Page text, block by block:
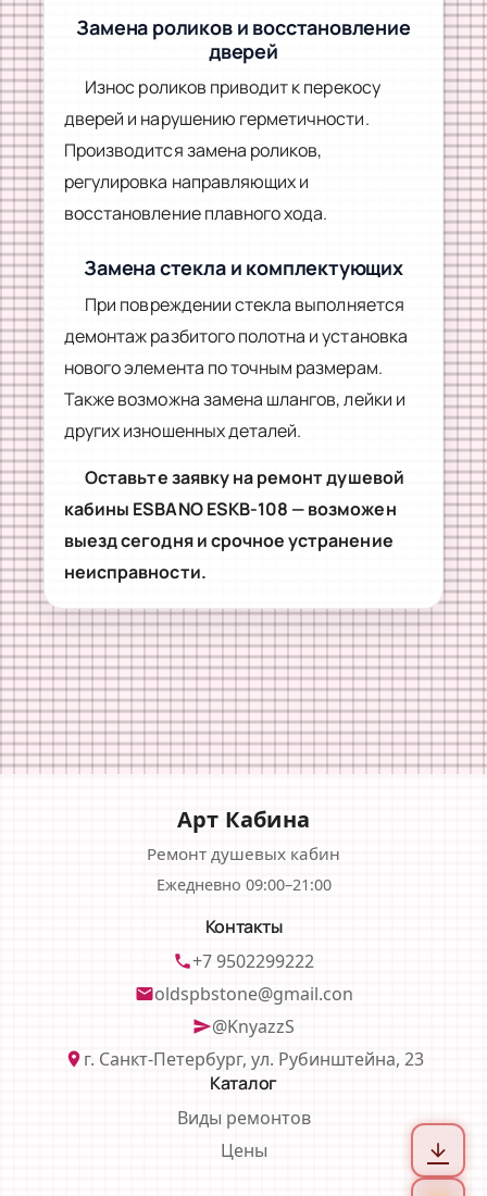
Замена роликов и восстановление
дверей
Износ роликов приводит к перекосу
дверей и нарушению герметичности.
Производится замена роликов,
регулировка направляющих и
восстановление плавного хода.
Замена стекла и комплектующих
При повреждении стекла выполняется
демонтаж разбитого полотна и установка
нового элемента по точным размерам.
Также возможна замена шлангов, лейки и
других изношенных деталей.
Оставьте заявку на ремонт душевой
кабины ESBANO ESKB-108 — возможен
выезд сегодня и срочное устранение
неисправности.
Арт Кабина
Ремонт душевых кабин
Ежедневно 09:00–21:00
Контакты
phone+7 9502299222
emailoldspbstone@gmail.con
send@KnyazzS
location_on г. Санкт-Петербург, ул. Рубинштейна, 23
Каталог
Виды ремонтов
Цены
arrow_downward